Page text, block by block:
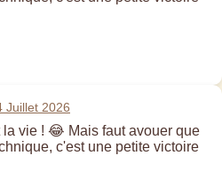
Juillet 2026
la vie ! 😂 Mais faut avouer que
c'est une petite victoire